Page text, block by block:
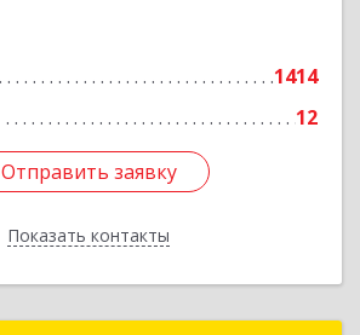
1414
12
Отправить заявку
Показать контакты
Отправить заявку
Назад